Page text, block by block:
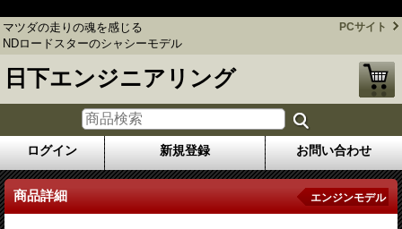
マツダの走りの魂を感じる
NDロードスターのシャシーモデル
PCサイト
日下エンジニアリング
ログイン 新規登録 お問い合わせ
商品詳細 エンジンモデル